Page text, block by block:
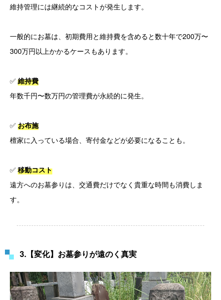
維持管理には継続的なコストが発生します。
一般的にお墓は、初期費用と維持費を含めると数十年で200万〜
300万円以上かかるケースもあります。
✅ 維持費
年数千円〜数万円の管理費が永続的に発生。
✅ お布施
檀家に入っている場合、寄付金などが必要になることも。
✅ 移動コスト
遠方へのお墓参りは、交通費だけでなく貴重な時間も消費しま
す。
3.【変化】お墓参りが遠のく真実